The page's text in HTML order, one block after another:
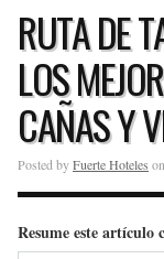
RUTA DE
LOS
CAÑAS Y
Posted byFuerte Hoteles
Resume este artículo